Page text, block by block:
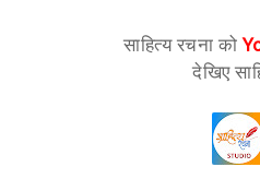
साहित्य रचना को
देखिए